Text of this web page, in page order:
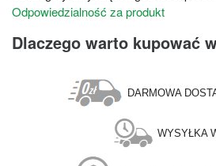
Odpowiedzialność za produkt
Dlaczego warto kupować
DARMOWA
WYSYŁKA